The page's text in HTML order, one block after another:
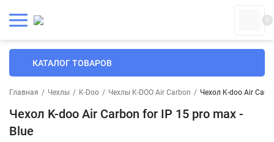
0
КАТАЛОГ ТОВАРОВ
Главная / Чехлы / K-Doo / Чехлы K-DOO Air Carbon / Чехол K-doo Air
Чехол K-doo Air Carbon for IP 15 pro max -
Blue